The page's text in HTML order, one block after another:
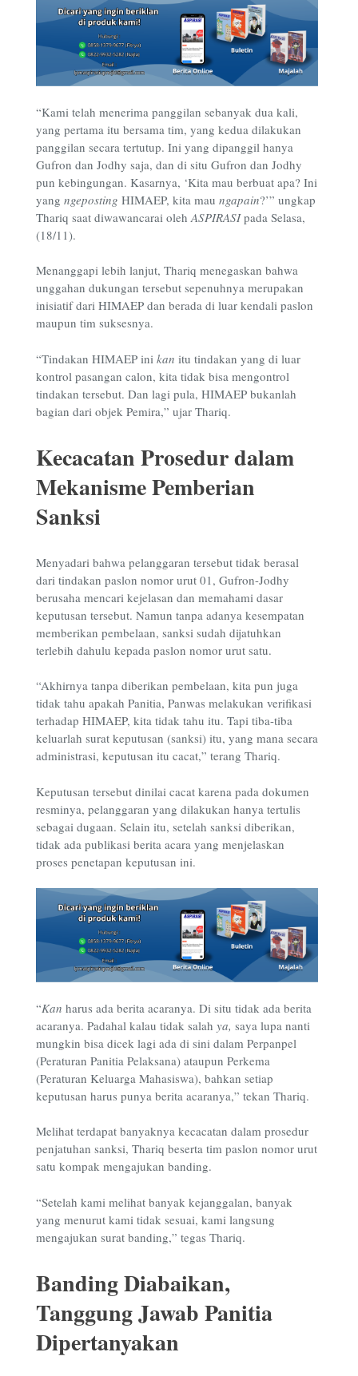
“Kami telah menerima panggilan sebanyak dua kali,
yang pertama itu bersama tim, yang kedua dilakukan
panggilan secara tertutup. Ini yang dipanggil hanya
Gufron dan Jodhy saja, dan di situ Gufron dan Jodhy
pun kebingungan. Kasarnya, ‘Kita mau berbuat apa? Ini
yang ngeposting HIMAEP, kita mau ngapain?’” ungkap
Thariq saat diwawancarai oleh ASPIRASIpada Selasa,
(18/11).
Menanggapi lebih lanjut, Thariq menegaskan bahwa
unggahan dukungan tersebut sepenuhnya merupakan
inisiatif dari HIMAEP dan berada di luar kendali paslon
maupun tim suksesnya.
“Tindakan HIMAEP ini kan itu tindakan yang di luar
kontrol pasangan calon, kita tidak bisa mengontrol
tindakan tersebut. Dan lagi pula, HIMAEP bukanlah
bagian dari objek Pemira,” ujar Thariq.
Kecacatan Prosedur dalam
Mekanisme Pemberian
Sanksi
Menyadari bahwa pelanggaran tersebut tidak berasal
dari tindakan paslon nomor urut 01, Gufron-Jodhy
berusaha mencari kejelasan dan memahami dasar
keputusan tersebut. Namun tanpa adanya kesempatan
memberikan pembelaan, sanksi sudah dijatuhkan
terlebih dahulu kepada paslon nomor urut satu.
“Akhirnya tanpa diberikan pembelaan, kita pun juga
tidak tahu apakah Panitia, Panwas melakukan verifikasi
terhadap HIMAEP, kita tidak tahu itu. Tapi tiba-tiba
keluarlah surat keputusan (sanksi) itu, yang mana secara
administrasi, keputusan itu cacat,” terang Thariq.
Keputusan tersebut dinilai cacat karena pada dokumen
resminya, pelanggaran yang dilakukan hanya tertulis
sebagai dugaan. Selain itu, setelah sanksi diberikan,
tidak ada publikasi berita acara yang menjelaskan
proses penetapan keputusan ini.
“Kan harus ada berita acaranya. Di situ tidak ada berita
acaranya. Padahal kalau tidak salah ya, saya lupa nanti
mungkin bisa dicek lagi ada di sini dalam Perpanpel
(Peraturan Panitia Pelaksana) ataupun Perkema
(Peraturan Keluarga Mahasiswa), bahkan setiap
keputusan harus punya berita acaranya,” tekan Thariq.
Melihat terdapat banyaknya kecacatan dalam prosedur
penjatuhan sanksi, Thariq beserta tim paslon nomor urut
satu kompak mengajukan banding.
“Setelah kami melihat banyak kejanggalan, banyak
yang menurut kami tidak sesuai, kami langsung
mengajukan surat banding,” tegas Thariq.
Banding Diabaikan,
Tanggung Jawab Panitia
Dipertanyakan